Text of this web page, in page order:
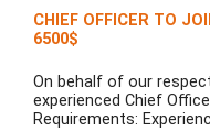
CHIEF OFFICER TO
6500$
On behalf of our
experienced Chief
Requirements: